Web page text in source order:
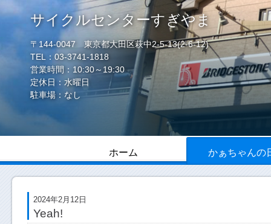
サイクルセンターすぎやま
〒144-0047 東京都大田区萩中2-5-13(2-6-12)
TEL：03-3741-1818
営業時間：10:30～19:30
定休日：水曜日
駐車場：なし
ホーム かぁちゃんの
2024年2月12日
Yeah!